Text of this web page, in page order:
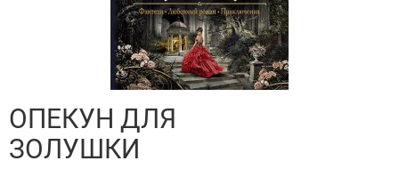
ОПЕКУН ДЛЯ
ЗОЛУШКИ